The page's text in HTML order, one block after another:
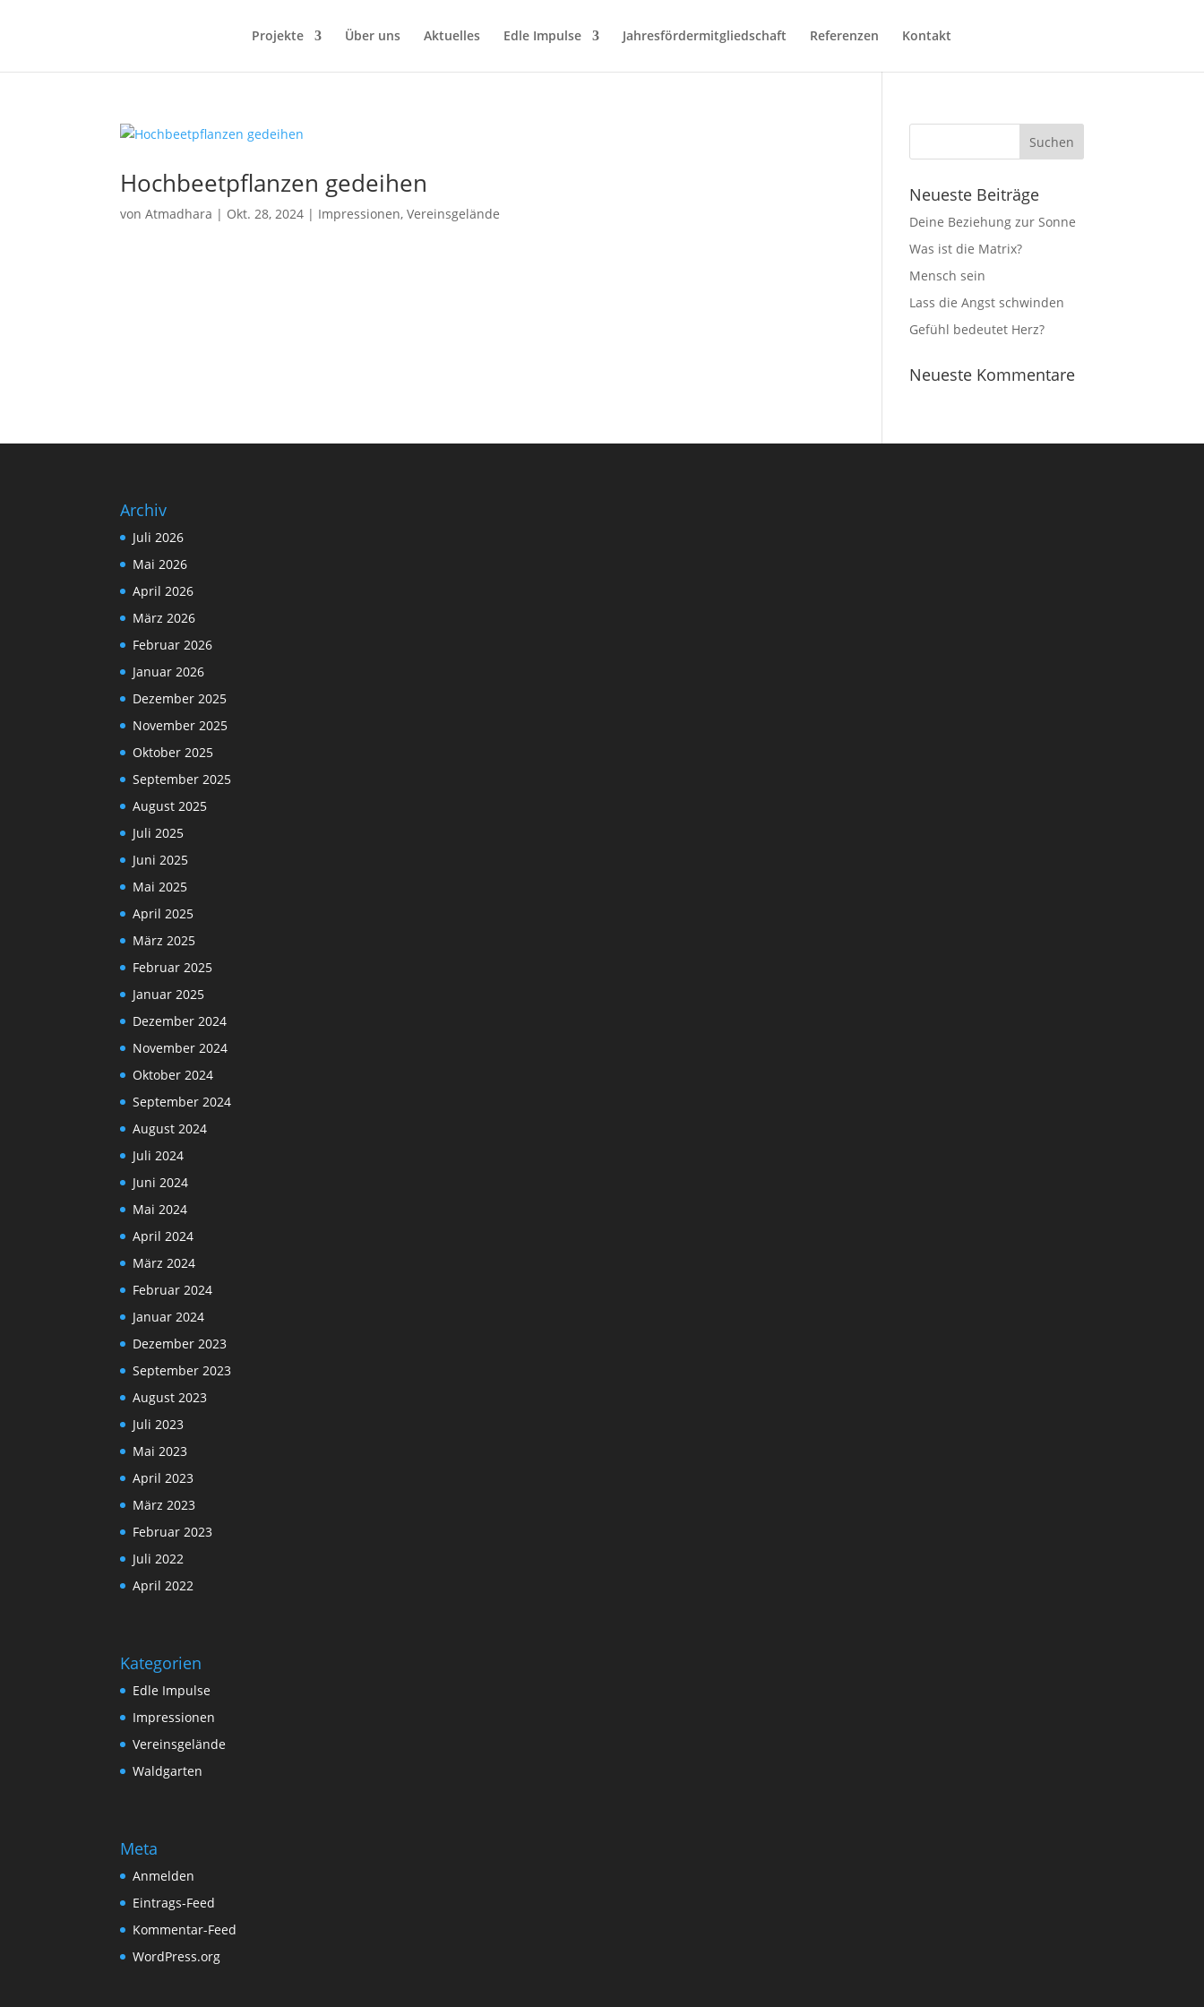
Projekte Über uns Aktuelles Edle Impulse Jahresfördermitgliedschaft Referenzen Kontakt
Hochbeetpflanzen gedeihen
vonAtmadhara | Okt. 28, 2024 | Impressionen,Vereinsgelände
Neueste Beiträge
Deine Beziehung zur Sonne
Was ist die Matrix?
Mensch sein
Lass die Angst schwinden
Gefühl bedeutet Herz?
Neueste Kommentare
Archiv
Juli 2026
Mai 2026
April 2026
März 2026
Februar 2026
Januar 2026
Dezember 2025
November 2025
Oktober 2025
September 2025
August 2025
Juli 2025
Juni 2025
Mai 2025
April 2025
März 2025
Februar 2025
Januar 2025
Dezember 2024
November 2024
Oktober 2024
September 2024
August 2024
Juli 2024
Juni 2024
Mai 2024
April 2024
März 2024
Februar 2024
Januar 2024
Dezember 2023
September 2023
August 2023
Juli 2023
Mai 2023
April 2023
März 2023
Februar 2023
Juli 2022
April 2022
Kategorien
Edle Impulse
Impressionen
Vereinsgelände
Waldgarten
Meta
Anmelden
Eintrags-Feed
Kommentar-Feed
WordPress.org